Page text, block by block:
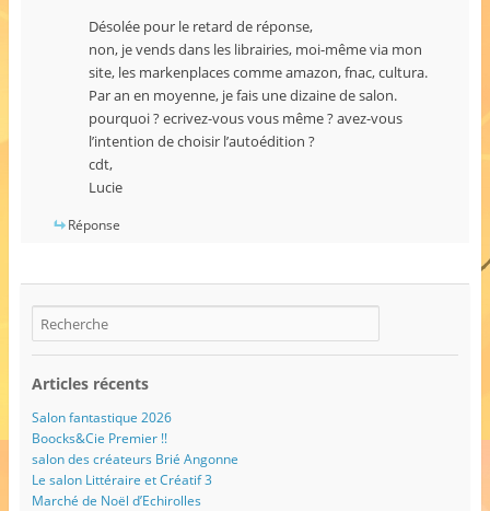
Désolée pour le retard de réponse,
non, je vends dans les librairies, moi-même via mon
site, les markenplaces comme amazon, fnac, cultura.
Par an en moyenne, je fais une dizaine de salon.
pourquoi ? ecrivez-vous vous même ? avez-vous
l’intention de choisir l’autoédition ?
cdt,
Lucie
Réponse
Articles récents
Salon fantastique 2026
Boocks&Cie Premier !!
salon des créateurs Brié Angonne
Le salon Littéraire et Créatif 3
Marché de Noël d’Echirolles